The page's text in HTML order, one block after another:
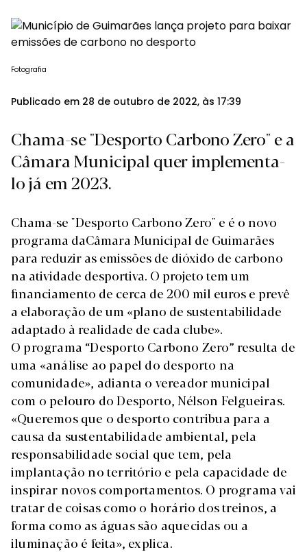
Fotografia
Publicado em 28 de outubro de 2022, às 17:39
Chama-se "Desporto Carbono Zero" e a
Câmara Municipal quer implementa-
lo já em 2023.
Chama-se "Desporto Carbono Zero" e é o novo
programa daCâmara Municipal de Guimarães
para reduzir as emissões de dióxido de carbono
na atividade desportiva. O projeto tem um
financiamento de cerca de 200 mil eurose prevê
a elaboração de um «plano de sustentabilidade
adaptado à realidade de cada clube».
O programa “Desporto Carbono Zero” resulta de
uma «análise ao papel do desporto na
comunidade», adianta o vereador municipal
com o pelouro do Desporto, Nélson Felgueiras.
«Queremos que o desporto contribua para a
causa da sustentabilidade ambiental, pela
responsabilidade social que tem, pela
implantação no território e pela capacidade de
inspirar novos comportamentos. O programa vai
tratar de coisas como o horário dos treinos, a
forma como as águas são aquecidas ou a
iluminação é feita», explica.